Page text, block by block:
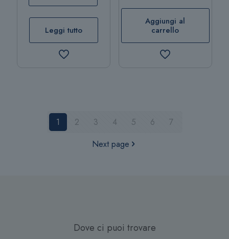
Leggi tutto
Aggiungi al
carrello
1 2 3 4 5 6
7
Next page
Dove ci puoi trovare